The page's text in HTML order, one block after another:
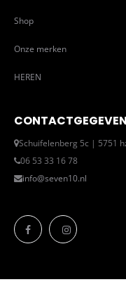
Shop
Onze merken
HEREN
Schuifelenberg 5c | 5751
06 53 33 16 78
info@seven10.nl